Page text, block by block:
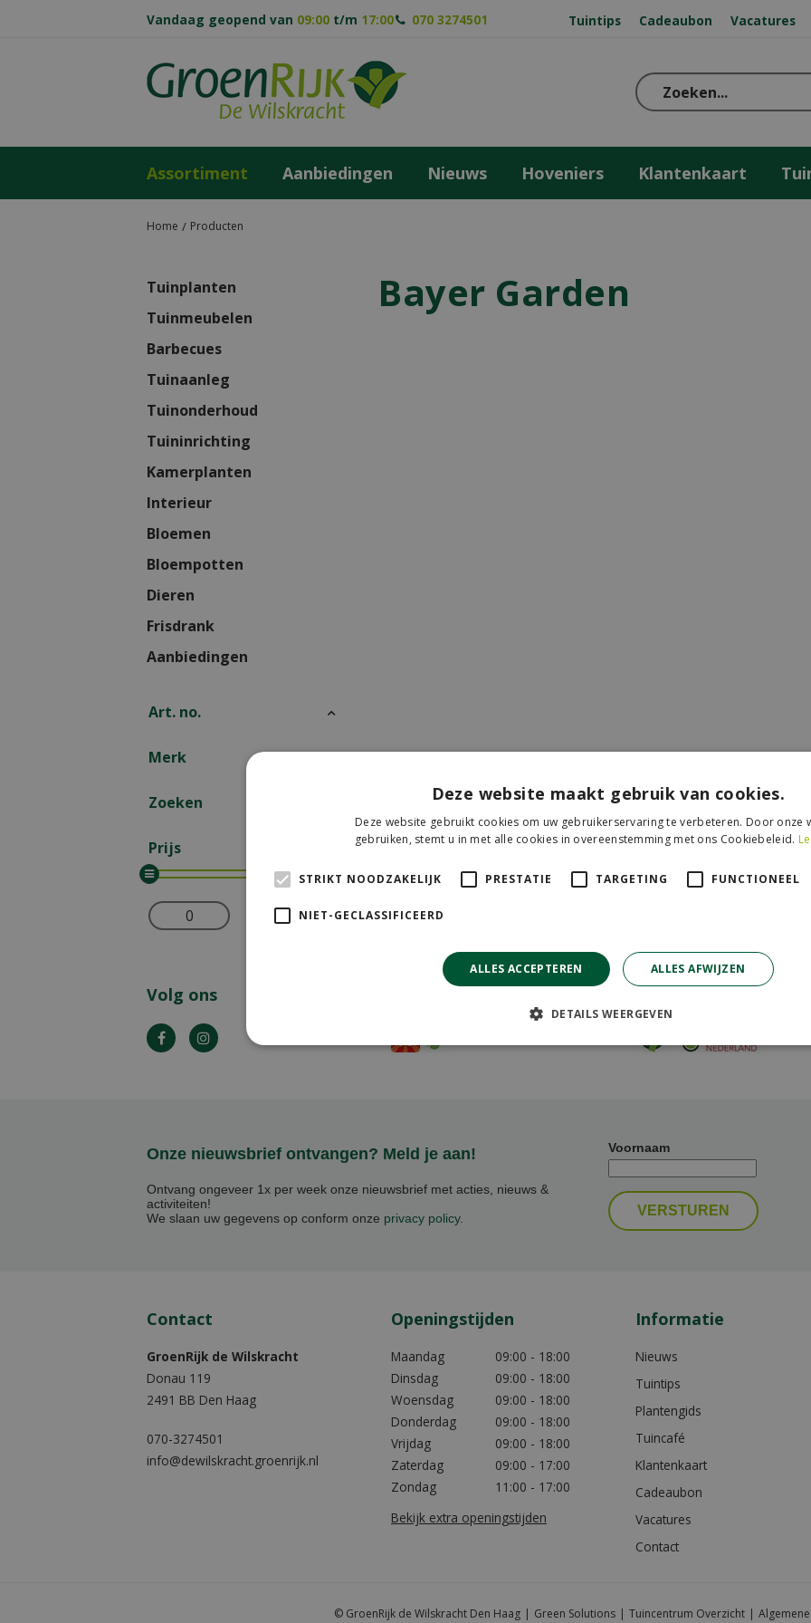
Home Producten
Vandaag geopend van 09:00 t/m 17:00 070 3274501 Tuintips Cadeaubon Vacatures
Assortiment Aanbiedingen Nieuws Hoveniers Klantenkaart
Bayer Garden
Tuinplanten
Tuinmeubelen
Barbecues
Tuinaanleg
Tuinonderhoud
Tuininrichting
Kamerplanten
Interieur
Bloemen
Bloempotten
Dieren
Frisdrank
Aanbiedingen
Art. no.
Merk
Zoeken
Prijs
Volg ons
Onze nieuwsbrief ontvangen? Meld je aan!
Ontvang ongeveer 1x per week onze nieuwsbrief met acties, nieuws &
activiteiten!
We slaan uw gegevens op conform onze privacy policy.
Voornaam
Contact
GroenRijk de Wilskracht
Donau 119
2491 BB Den Haag
070-3274501
info@dewilskracht.groenrijk.nl
Openingstijden
Maandag
09:00 - 18:00
Dinsdag
09:00 - 18:00
Woensdag
09:00 - 18:00
Donderdag
09:00 - 18:00
Vrijdag
09:00 - 18:00
Zaterdag
09:00 - 17:00
Zondag
11:00 - 17:00
Bekijk extra openingstijden
Informatie
Nieuws
Tuintips
Plantengids
Tuincafé
Klantenkaart
Cadeaubon
Vacatures
Contact
© GroenRijk de Wilskracht Den Haag Green Solutions Tuincentrum Overzicht
Deze website maakt gebruik van cookies.
Deze website gebruikt cookies om uw gebruikerservaring te verbeteren. Door onze
gebruiken, stemt u in met alle cookies in overeenstemming met ons Cookiebeleid.
STRIKT NOODZAKELIJK PRESTATIE TARGETING FUNCTIONEEL
NIET-GECLASSIFICEERD
ALLES ACCEPTEREN ALLES AFWIJZEN
DETAILS WEERGEVEN